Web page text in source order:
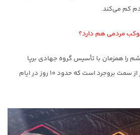
کم می‌کند.
مردمی هم دارد؟
را همزمان با تأسیس گروه جهادی برپا
کردیم، موکب در ورودی شهر از سمت بروجرد است که حدود ۱۰ روز در ایام